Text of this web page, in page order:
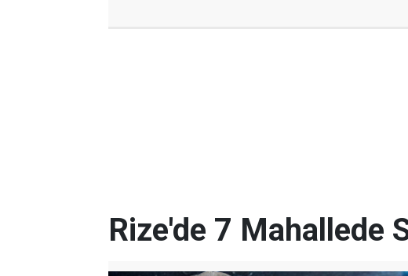
Rize'de 7 Mahallede